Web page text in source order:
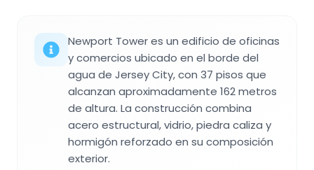
Newport Tower es un edificio de oficinas
y comercios ubicado en el borde del
agua de Jersey City, con 37 pisos que
alcanzan aproximadamente 162 metros
de altura. La construcción combina
acero estructural, vidrio, piedra caliza y
hormigón reforzado en su composición
exterior.